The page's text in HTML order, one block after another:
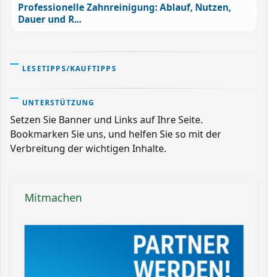
Professionelle Zahnreinigung: Ablauf, Nutzen,
Dauer und R...
LESETIPPS/KAUFTIPPS
UNTERSTÜTZUNG
Setzen Sie Banner und Links auf Ihre Seite.
Bookmarken Sie uns, und helfen Sie so mit der
Verbreitung der wichtigen Inhalte.
Mitmachen